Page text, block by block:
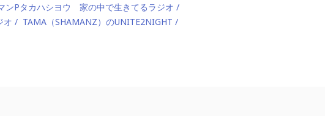
ンPタカハシヨウ 家の中で生きてるラジオ
オ
TAMA（SHAMANZ）のUNITE2NIGHT